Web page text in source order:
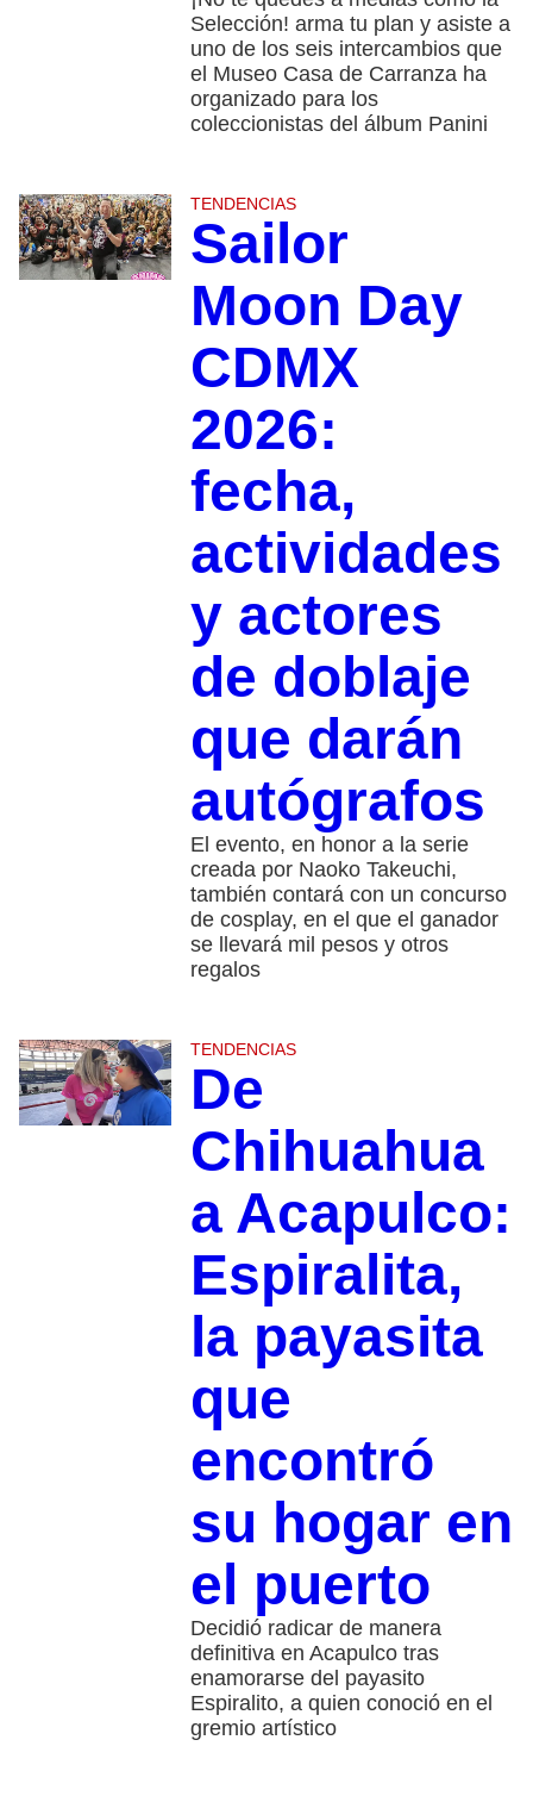
Selección! arma tu plan y asiste a
uno de los seis intercambios que
el Museo Casa de Carranza ha
organizado para los
coleccionistas del álbum Panini
TENDENCIAS
Sailor
Moon Day
CDMX
2026:
fecha,
actividades
y actores
de doblaje
que darán
autógrafos
El evento, en honor a la serie
creada por Naoko Takeuchi,
también contará con un concurso
de cosplay, en el que el ganador
se llevará mil pesos y otros
regalos
TENDENCIAS
De
Chihuahua
a Acapulco:
Espiralita,
la payasita
que
encontró
su hogar en
el puerto
Decidió radicar de manera
definitiva en Acapulco tras
enamorarse del payasito
Espiralito, a quien conoció en el
gremio artístico